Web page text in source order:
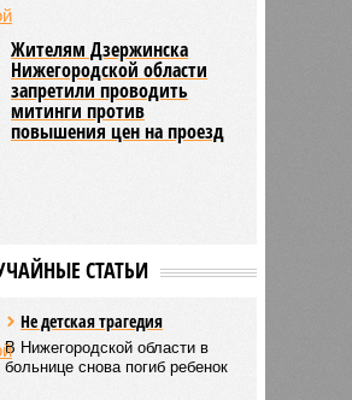
Жителям Дзержинска
Нижегородской области
запретили проводить
митинги против
повышения цен на проезд
СТАТЬИ
Не детская трагедия
В Нижегородской области в
больнице снова погиб ребенок